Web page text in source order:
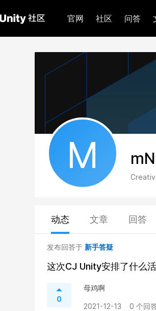
官网 社区 问答
M
动态 文章 回答
发布回答于 新手答疑
这次CJ Unity安排了什么
0
母鸡啊
2021-12-13 0 个回